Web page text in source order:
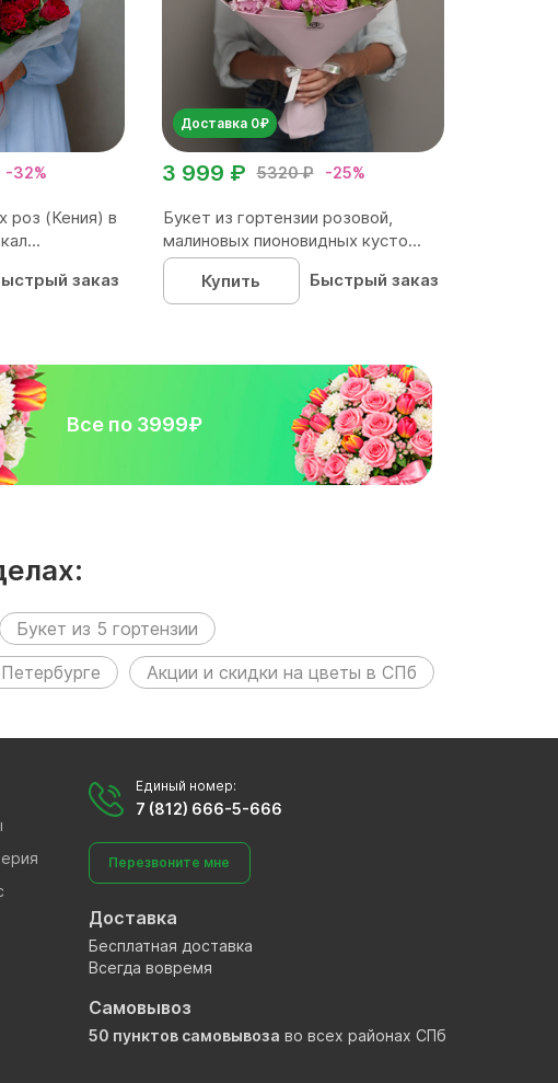
-32%
роз (Кения) в
заказ
Доставка 0₽
5320 ₽ -25%
3 999 ₽
Букет из гортензии розовой,
малиновых пионовидных кусто...
Купить
Быстрый заказ
Все по 3999₽
Букет из 5 гортензии
Акции и скидки на цветы в СПб
Единый номер:
7 (812) 666-5-666
Перезвоните мне
Доставка
Бесплатная доставка
Всегда вовремя
Самовывоз
50 пунктов самовывоза во всех районах СПб